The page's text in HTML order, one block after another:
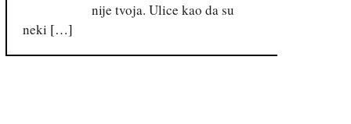
nije tvoja. Ulice kao da su
neki […]